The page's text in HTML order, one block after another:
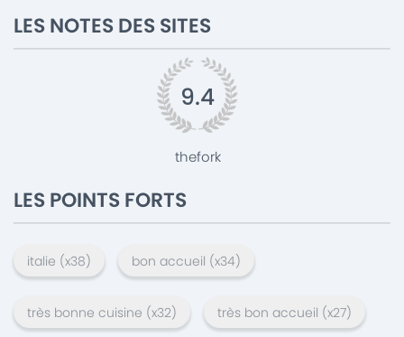
LES NOTES DES SITES
9.4
thefork
LES POINTS FORTS
italie (x38) bon accueil (x34)
très bonne cuisine (x32) très bon accueil (x27)